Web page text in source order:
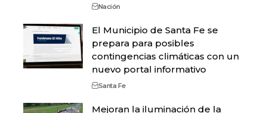
Nación
El Municipio de Santa Fe se
prepara para posibles
contingencias climáticas con un
nuevo portal informativo
Santa Fe
Mejoran la iluminación de la